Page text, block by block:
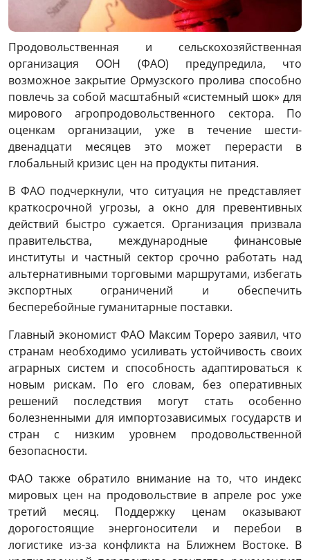
Продовольственная и сельскохозяйственная
организация ООН (ФАО) предупредила, что
возможное закрытие Ормузского пролива способно
повлечь за собой масштабный «системный шок» для
мирового агропродовольственного сектора. По
оценкам организации, уже в течение шести-
двенадцати месяцев это может перерасти в
глобальный кризис цен на продукты питания.
В ФАО подчеркнули, что ситуация не представляет
краткосрочной угрозы, а окно для превентивных
действий быстро сужается. Организация призвала
правительства, международные финансовые
институты и частный сектор срочно работать над
альтернативными торговыми маршрутами, избегать
экспортных ограничений и обеспечить
бесперебойные гуманитарные поставки.
Главный экономист ФАО Максим Тореро заявил, что
странам необходимо усиливать устойчивость своих
аграрных систем и способность адаптироваться к
новым рискам. По его словам, без оперативных
решений последствия могут стать особенно
болезненными для импортозависимых государств и
стран с низким уровнем продовольственной
безопасности.
ФАО также обратило внимание на то, что индекс
мировых цен на продовольствие в апреле рос уже
третий месяц. Поддержку ценам оказывают
дорогостоящие энергоносители и перебои в
логистике из-за конфликта на Ближнем Востоке. В